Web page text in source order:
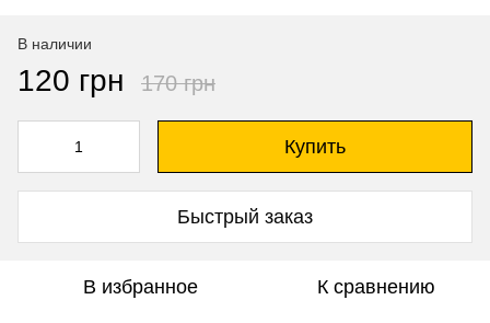
В наличии
120 грн 170 грн
Купить
Быстрый заказ
В избранное К сравнению